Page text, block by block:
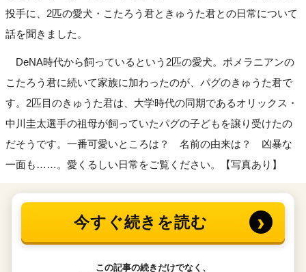
投手に、2匹の愛犬・こたろう君ときゅうた君との日常について
話を聞きました。
DeNA時代から飼っているという2匹の愛犬。ポメラニアンの
こたろう君に続いて家族に加わったのが、パグのきゅうた君で
す。2匹目のきゅうた君は、大学時代の同期であるオリックス・
中川圭太選手の祖母が飼っていたパグの子どもを譲り受けたの
だそうです。一番可愛いところは？ 名前の由来は？ 凶暴な
一面も……。愛くるしい日常をご覧ください。【写真あり】